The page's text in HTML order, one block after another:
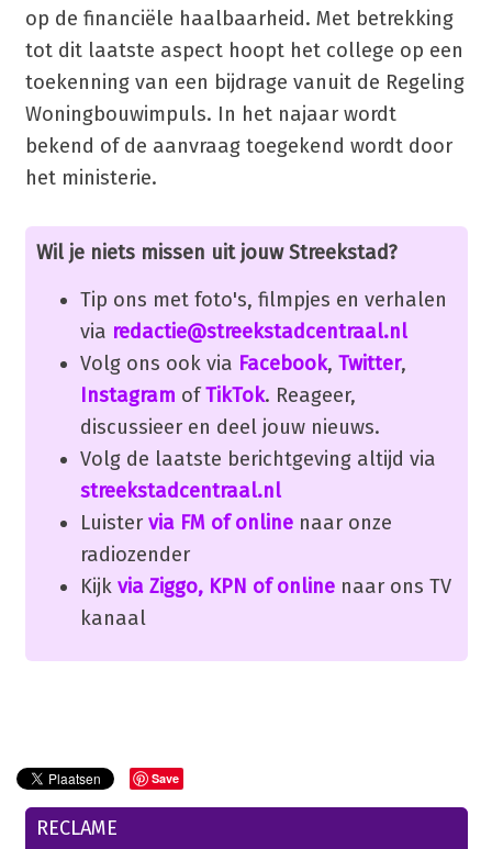
op de financiële haalbaarheid. Met betrekking
tot dit laatste aspect hoopt het college op een
toekenning van een bijdrage vanuit de Regeling
Woningbouwimpuls. In het najaar wordt
bekend of de aanvraag toegekend wordt door
het ministerie.
Wil je niets missen uit jouw Streekstad?
Tip ons met foto's, filmpjes en verhalen
via redactie@streekstadcentraal.nl
Volg ons ook via Facebook, Twitter,
Instagram ofTikTok. Reageer,
discussieer en deel jouw nieuws.
Volg de laatste berichtgeving altijd via
streekstadcentraal.nl
Luister via FM of onlinenaar onze
radiozender
Kijk via Ziggo, KPN of onlinenaar ons TV
kanaal
Save
RECLAME